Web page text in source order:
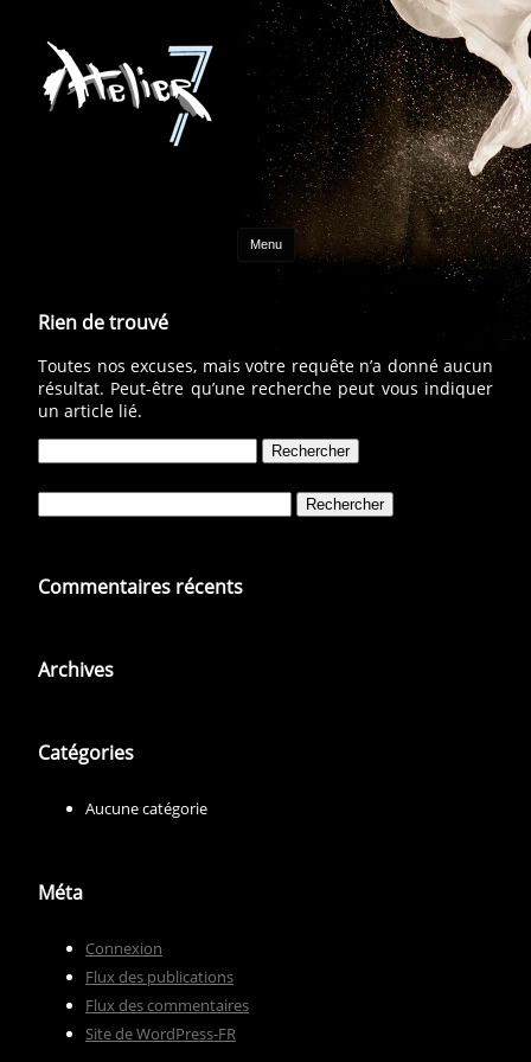
Menu Aller au contenu
Rien de trouvé
Toutes nos excuses, mais votre requête n’a donné aucun
résultat. Peut-être qu’une recherche peut vous indiquer
un article lié.
Commentaires récents
Archives
Catégories
Aucune catégorie
Méta
Connexion
Flux des publications
Flux des commentaires
Site de WordPress-FR